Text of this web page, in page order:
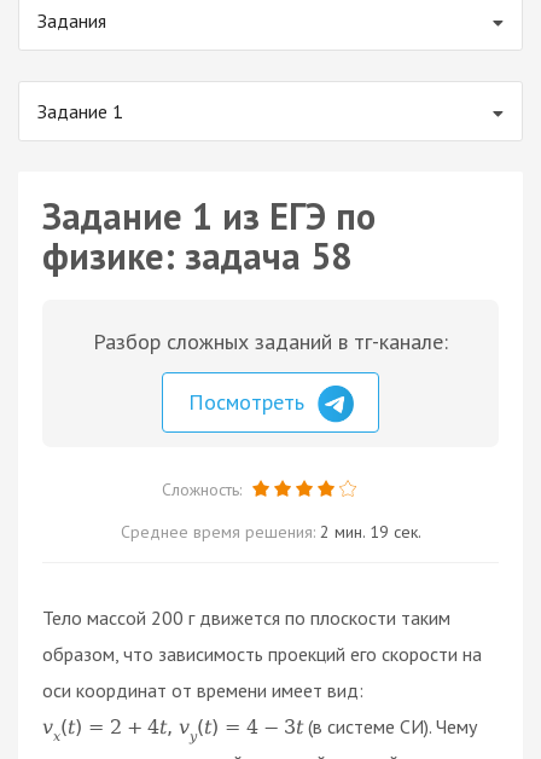
Задания
Задание 1
Задание 1 из ЕГЭ по
физике: задача 58
Разбор сложных заданий в тг-канале:
Посмотреть
Сложность:
Среднее время решения: 2 мин. 19 сек.
Тело массой 200 г движется по плоскости таким
образом, что зависимость проекций его скорости на
оси координат от времени имеет вид:
vx(t) = 2 + 4t, vy(t) = 4 − 3t(в системе СИ). Чему